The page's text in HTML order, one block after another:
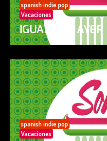
spanish indie pop
Vacaciones
IGUAL QUE AYER
spanish indie pop
Vacaciones